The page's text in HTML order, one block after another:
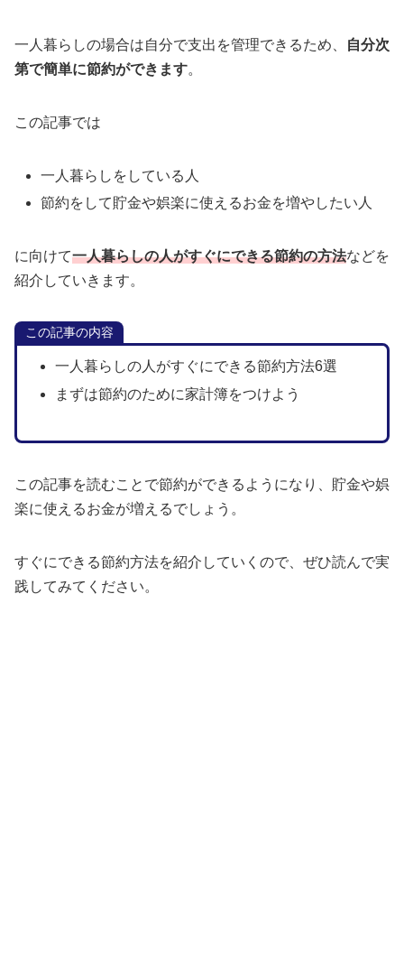
一人暮らしの場合は自分で支出を管理できるため、
自分次
第で簡単に節約ができます。
この記事では
一人暮らしをしている人
節約をして貯金や娯楽に使えるお金を増やしたい人
に向けて一人暮らしの人がすぐにできる節約の方法などを
紹介していきます。
この記事の内容
一人暮らしの人がすぐにできる節約方法6選
まずは節約のために家計簿をつけよう
この記事を読むことで節約ができるようになり、貯金や娯
楽に使えるお金が増えるでしょう。
すぐにできる節約方法を紹介していくので、ぜひ読んで実
践してみてください。